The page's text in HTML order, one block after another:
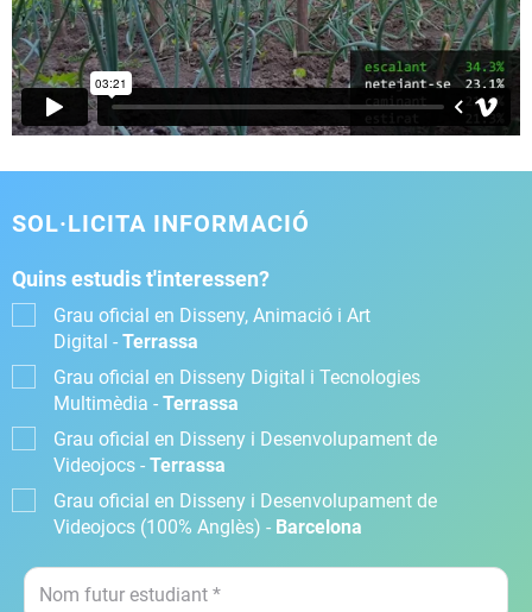
SOL·LICITA INFORMACIÓ
Quins estudis t'interessen?
Grau oficial en Disseny, Animació i Art
Digital - Terrassa
Grau oficial en Disseny Digital i Tecnologies
Multimèdia - Terrassa
Grau oficial en Disseny i Desenvolupament de
Videojocs - Terrassa
Grau oficial en Disseny i Desenvolupament de
Videojocs (100% Anglès) - Barcelona